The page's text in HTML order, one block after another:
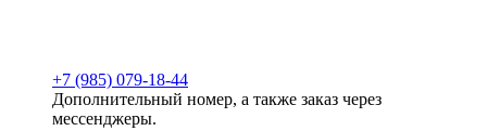
+7 (985) 079-18-44
Дополнительный номер, а также заказ через
мессенджеры.